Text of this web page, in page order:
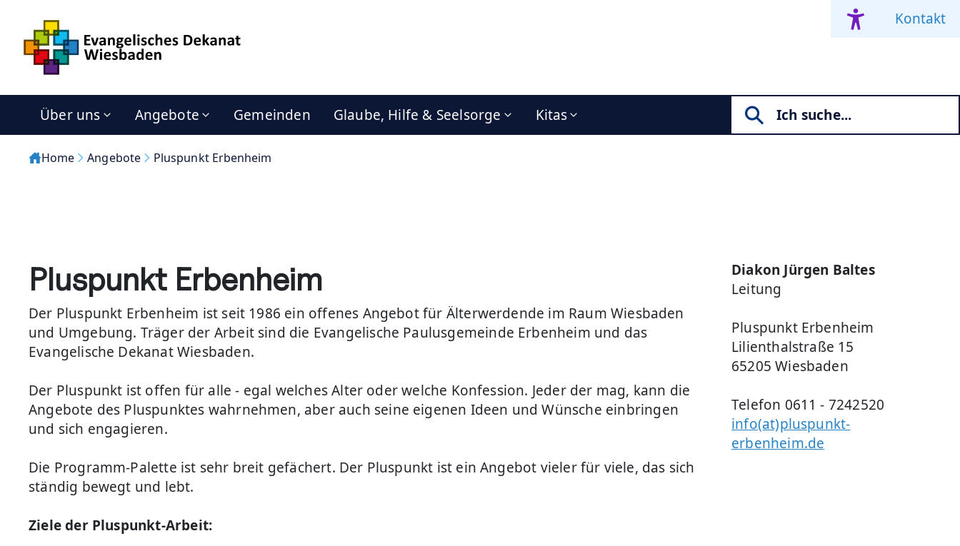
Kontakt
Über uns Angebote Gemeinden Glaube, Hilfe & Seelsorge Kitas
Home Angebote Pluspunkt Erbenheim
Pluspunkt Erbenheim
Der Pluspunkt Erbenheim ist seit 1986 ein offenes Angebot für Älterwerdende im Raum Wiesbaden
und Umgebung. Träger der Arbeit sind die Evangelische Paulusgemeinde Erbenheim und das
Evangelische Dekanat Wiesbaden.
Der Pluspunkt ist offen für alle - egal welches Alter oder welche Konfession. Jeder der mag, kann die
Angebote des Pluspunktes wahrnehmen, aber auch seine eigenen Ideen und Wünsche einbringen
und sich engagieren.
Die Programm-Palette ist sehr breit gefächert. Der Pluspunkt ist ein Angebot vieler für viele, das sich
ständig bewegt und lebt.
Ziele der Pluspunkt-Arbeit:
Diakon Jürgen Baltes
Leitung
Pluspunkt Erbenheim
Lilienthalstraße 15
65205 Wiesbaden
Telefon 0611 - 7242520
info(at)pluspunkt-
erbenheim.de